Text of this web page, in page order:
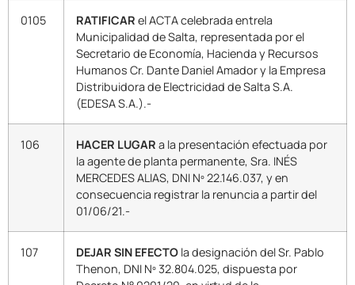
0105 RATIFICAR el ACTA celebrada entrela
Municipalidad de Salta, representada por el
Secretario de Economía, Hacienda y Recursos
Humanos Cr. Dante Daniel Amador y la Empresa
Distribuidora de Electricidad de Salta S.A.
(EDESA S.A.).-
106 HACER LUGAR a la presentación efectuada por
la agente de planta permanente, Sra. INÉS
MERCEDES ALIAS, DNI Nº 22.146.037, y en
consecuencia registrar la renuncia a partir del
01/06/21.-
107 DEJAR SIN EFECTO la designación del Sr. Pablo
Thenon, DNI Nº 32.804.025, dispuesta por